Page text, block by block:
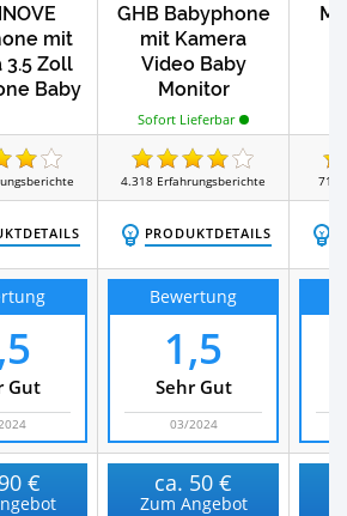
mit
3.5 Zoll
Baby
GHB Babyphone
mit Kamera
Video Baby
Monitor
Sofort Lieferbar
4.318 Erfahrungsberichte 713
PRODUKTDETAILS
Gut
Bewertung
1,5
Sehr Gut
03/2024
90 € ca. 50 €
Zum Angebot